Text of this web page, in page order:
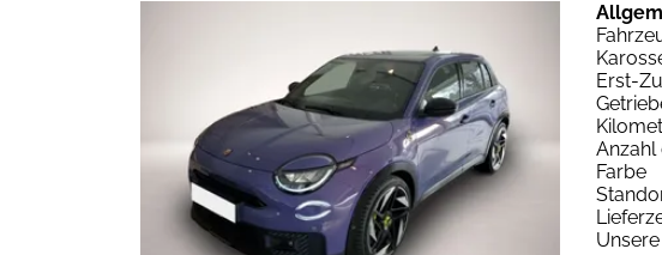
Erst-
Anzahl
Farbe